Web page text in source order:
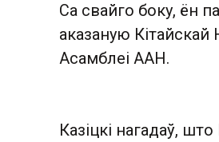
Са свайго боку, ён
аказаную
Асамблеі ААН.
Казіцкі нагадаў,